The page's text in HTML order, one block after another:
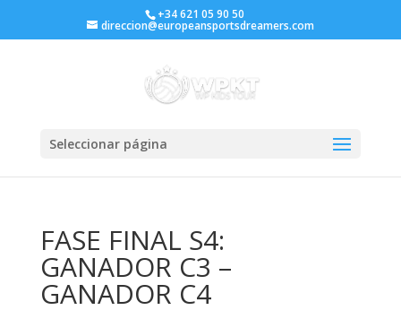
+34 621 05 90 50
direccion@europeansportsdreamers.com
Seleccionar página
FASE FINAL S4:
GANADOR C3 –
GANADOR C4